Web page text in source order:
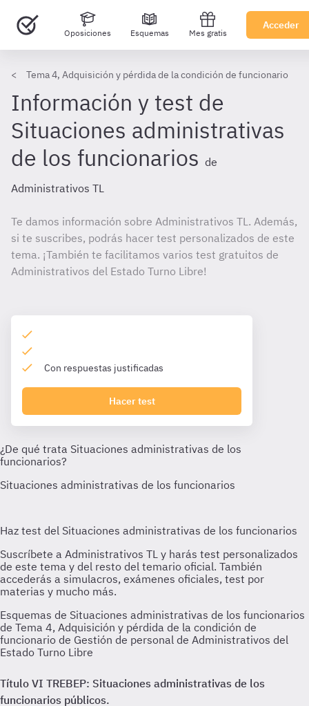
Oposiciones Esquemas Mes gratis
Acceder
Tema 4, Adquisición y pérdida de la condición de funcionario
Información y test de
Situaciones administrativas
de los funcionarios de
Administrativos TL
Te damos información sobre Administrativos TL. Además,
si te suscribes, podrás hacer test personalizados de este
tema. ¡También te facilitamos varios test gratuitos de
Administrativos del Estado Turno Libre!
Con respuestas justificadas
Hacer test
Esquemas de Situaciones administrativas de los funcionarios
de Tema 4, Adquisición y pérdida de la condición de
funcionario de Gestión de personal de Administrativos del
Estado Turno Libre
Título VI TREBEP: Situaciones administrativas de los
funcionarios públicos.